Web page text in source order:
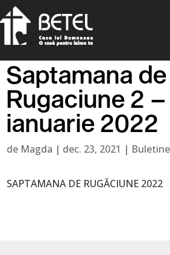
Saptamana de
Rugaciune 2
ianuarie 2022
de Magda | dec. 23, 2021 |
SAPTAMANA DE RUGĂCIUNE 2022